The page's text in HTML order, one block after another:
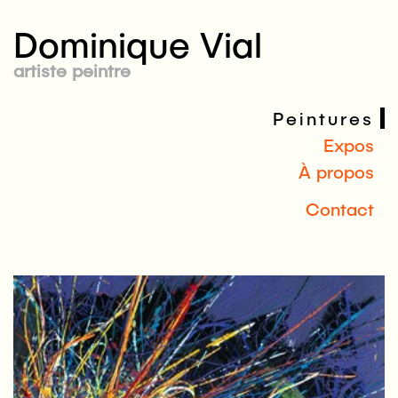
Dominique Vial
artiste peintre
Peintures
Expos
À propos
Contact